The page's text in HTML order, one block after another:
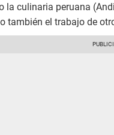
la culinaria peruana
también el trabajo de